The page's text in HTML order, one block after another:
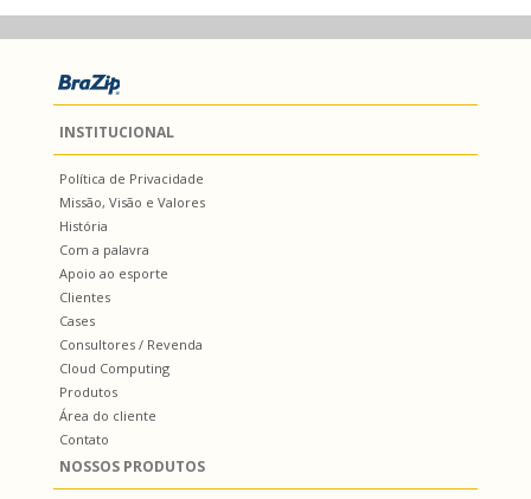
INSTITUCIONAL
Política de Privacidade
Missão, Visão e Valores
História
Com a palavra
Apoio ao esporte
Clientes
Cases
Consultores / Revenda
Cloud Computing
Produtos
Área do cliente
Contato
NOSSOS PRODUTOS